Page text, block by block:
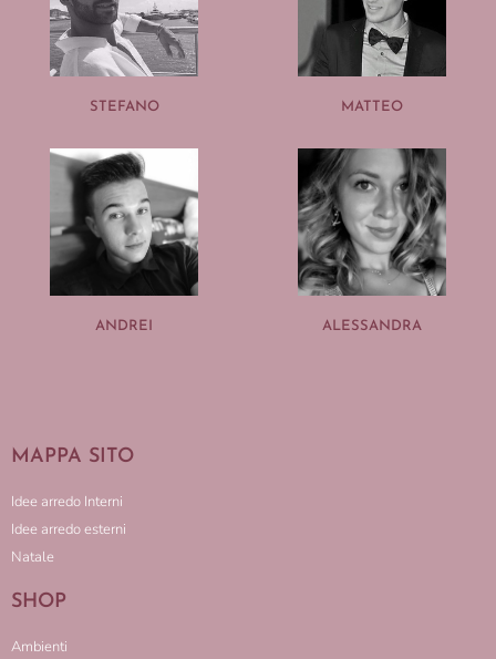
STEFANO MATTEO
ANDREI ALESSANDRA
MAPPA SITO
Idee arredo Interni
Idee arredo esterni
Natale
SHOP
Ambienti